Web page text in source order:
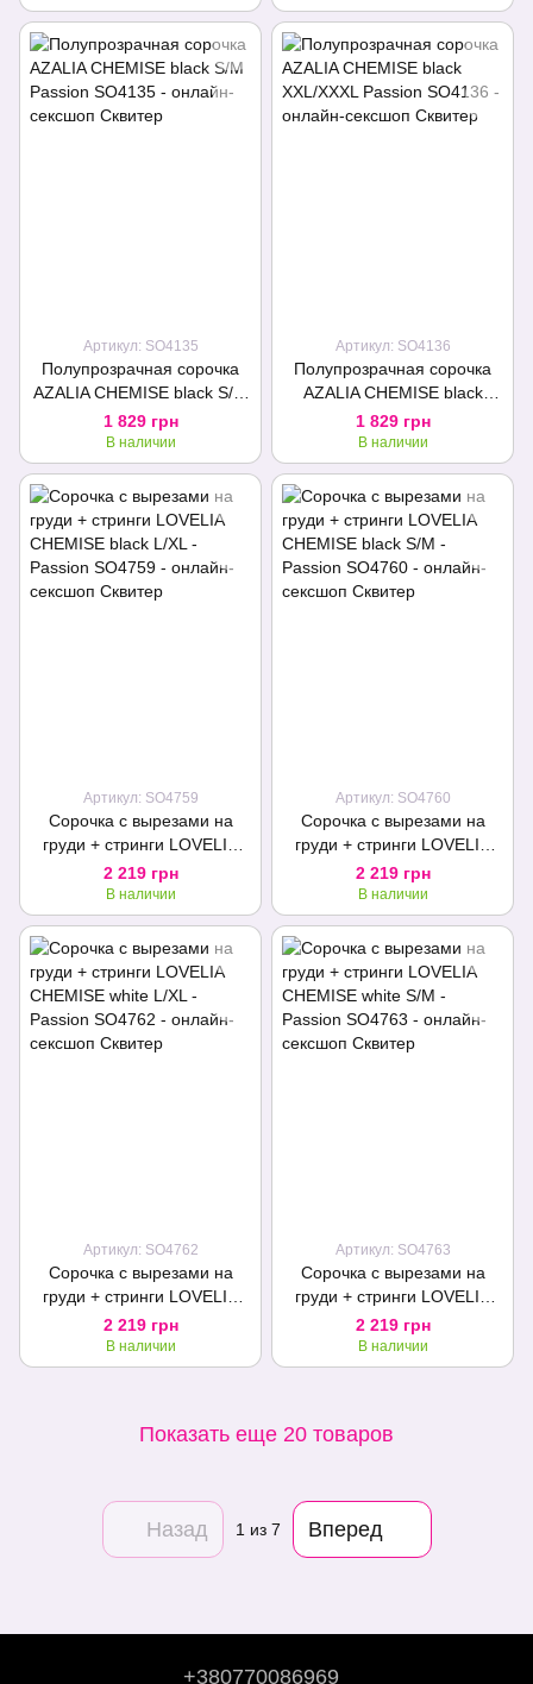
Артикул: SO4135
Полупрозрачная сорочка
AZALIA CHEMISE black S/M
Passion
1 829 грн
В наличии
Артикул: SO4136
Полупрозрачная сорочка
AZALIA CHEMISE black
XXL/XXXL Passion
1 829 грн
В наличии
Артикул: SO4759
Сорочка с вырезами на
груди + стринги LOVELIA
CHEMISE black L/XL -
Passion
2 219 грн
В наличии
Артикул: SO4760
Сорочка с вырезами на
груди + стринги LOVELIA
CHEMISE black S/M -
Passion
2 219 грн
В наличии
Артикул: SO4762
Сорочка с вырезами на
груди + стринги LOVELIA
CHEMISE white L/XL -
Passion
2 219 грн
В наличии
Артикул: SO4763
Сорочка с вырезами на
груди + стринги LOVELIA
CHEMISE white S/M -
Passion
2 219 грн
В наличии
Показать еще 20 товаров
Назад 1 из 7 Вперед
+380770086969